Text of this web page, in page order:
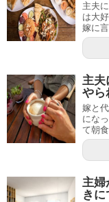
主夫
は大
嫁に
主夫
やら
嫁と
にな
て朝
主婦
きに